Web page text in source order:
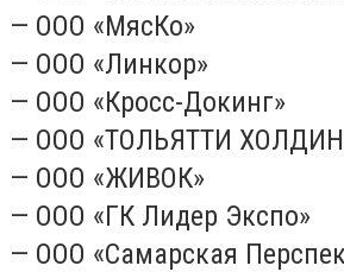
— ООО «МясКо»
— ООО «Линкор»
— ООО «Кросс-Докинг»
— ООО «ТОЛЬЯТТИ
— ООО «ЖИВОК»
— ООО «ГК Лидер Экспо»
— ООО «Самарская